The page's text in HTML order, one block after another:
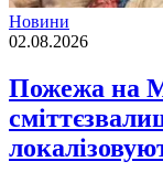
Новини
02.08.2026
Пожежа на